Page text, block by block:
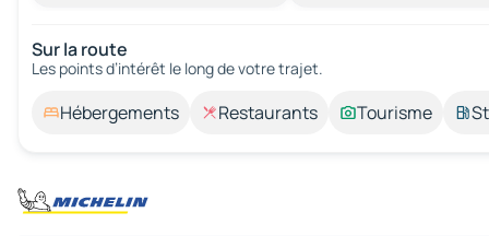
Sur la route
Les points d’intérêt le long de votre trajet.
Hébergements Restaurants Tourisme